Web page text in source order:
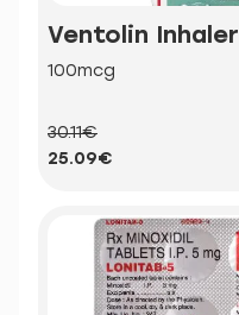
Ventolin Inhaler
100mcg
30.11€
25.09€